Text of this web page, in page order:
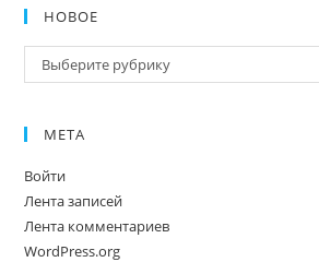
НОВОЕ
Новое
Выберите рубрику
МЕТА
Войти
Лента записей
Лента комментариев
WordPress.org